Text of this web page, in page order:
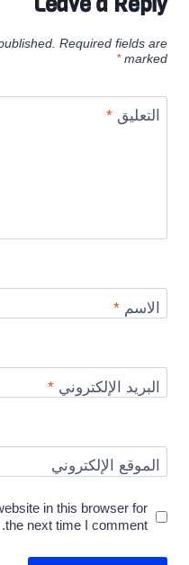
Required fields are
marked
*
التعليق*
الاسم*
البريد الإلكتروني*
الموقع الإلكتروني
in this browser for
the next time I comment.